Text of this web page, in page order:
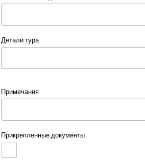
Детали тура
Примечания
Прикрепленные документы